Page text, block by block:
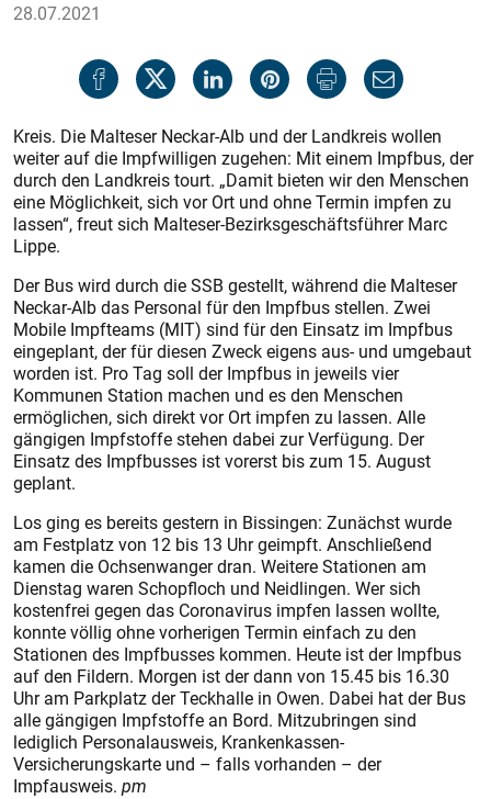
28.07.2021
Kreis. Die Malteser Neckar-Alb und der Landkreis wollen
weiter auf die Impfwilligen zugehen: Mit einem Impfbus, der
durch den Landkreis tourt. „Damit bieten wir den Menschen
eine Möglichkeit, sich vor Ort und ohne Termin impfen zu
lassen“, freut sich Malteser-Bezirksgeschäftsführer Marc
Lippe.
Der Bus wird durch die SSB ­gestellt, während die ­Malteser
Neckar-Alb das Personal für den Impfbus stellen. Zwei
Mobile Impfteams (MIT) sind für den Einsatz im Impfbus
eingeplant, der für diesen Zweck eigens aus- und umgebaut
worden ist. Pro Tag soll der Impfbus in jeweils vier
Kommunen Station machen und es den Menschen
ermöglichen, sich direkt vor Ort impfen zu lassen. Alle
gängigen Impfstoffe stehen dabei zur Verfügung. Der
Einsatz des Impfbusses ist vorerst bis zum 15. August
geplant.
Los ging es bereits gestern in Bissingen: Zunächst wurde
am Festplatz von 12 bis 13 Uhr geimpft. Anschließend
kamen die Ochsenwanger dran. Weitere Stationen am
Dienstag waren Schopfloch und Neidlingen. Wer sich
kostenfrei gegen das Coronavirus impfen lassen wollte,
konnte völlig ohne vorherigen Termin einfach zu den
Stationen des Impfbusses kommen. Heute ist der Impfbus
auf den Fildern. Morgen ist der dann von 15.45 bis 16.30
Uhr am Parkplatz der Teckhalle in Owen. Dabei hat der Bus
alle gängigen Impfstoffe an Bord. Mitzubringen sind
lediglich Personalausweis, Krankenkassen-
Versicherungskarte und – falls vorhanden – der
Impfausweis. pm